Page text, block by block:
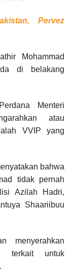
Pervez
Mohammad
di belakang
Menteri
atau
VVIP yang
bahwa
tidak pernah
Azilah Hadri,
Shaariibuu
menyerahkan
terkait untuk